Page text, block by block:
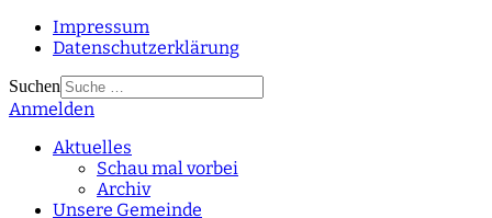
Impressum
Datenschutzerklärung
Suchen
Type 2 or more
Anmelden
Aktuelles
Schau mal vorbei
Archiv
Unsere Gemeinde